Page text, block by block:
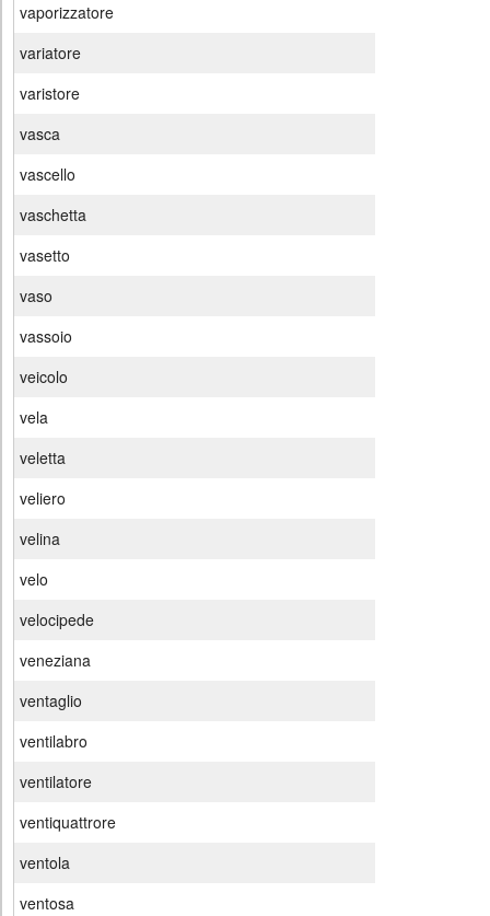
vaporizzatore
variatore
varistore
vasca
vascello
vaschetta
vasetto
vaso
vassoio
veicolo
vela
veletta
veliero
velina
velo
velocipede
veneziana
ventaglio
ventilabro
ventilatore
ventiquattrore
ventola
ventosa